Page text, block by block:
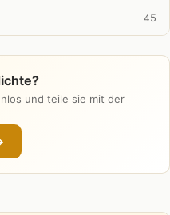
45
und teile sie mit der